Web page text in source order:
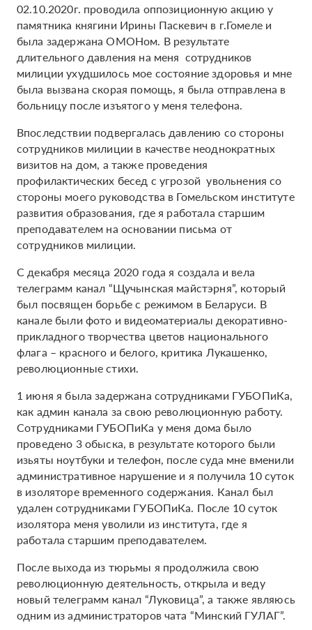
02.10.2020г. проводила оппозиционную акцию у
памятника княгини Ирины Паскевич в г.Гомеле и
была задержана ОМОНом. В результате
длительного давления на меня сотрудников
милиции ухудшилось мое состояние здоровья и мне
была вызвана скорая помощь, я была отправлена в
больницу после изъятого у меня телефона.
Впоследствии подвергалась давлению со стороны
сотрудников милиции в качестве неоднократных
визитов на дом, а также проведения
профилактических бесед с угрозой увольнения со
стороны моего руководства в Гомельском институте
развития образования, где я работала старшим
преподавателем на основании письма от
сотрудников милиции.
С декабря месяца 2020 года я создала и вела
телеграмм канал “Щучынская майстэрня”, который
был посвящен борьбе с режимом в Беларуси. В
канале были фото и видеоматериалы декоративно-
прикладного творчества цветов национального
флага – красного и белого, критика Лукашенко,
революционные стихи.
1 июня я была задержана сотрудниками ГУБОПиКа,
как админ канала за свою революционную работу.
Сотрудниками ГУБОПиКа у меня дома было
проведено 3 обыска, в результате которого были
изьяты ноутбуки и телефон, после суда мне вменили
административное нарушение и я получила 10 суток
в изоляторе временного содержания. Канал был
удален сотрудниками ГУБОПиКа. После 10 суток
изолятора меня уволили из института, где я
работала старшим преподавателем.
После выхода из тюрьмы я продолжила свою
революционную деятельность, открыла и веду
новый телеграмм канал “Луковица”, а также являюсь
одним из администраторов чата “Минский ГУЛАГ”.